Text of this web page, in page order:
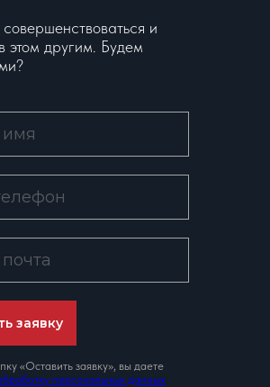
и
этом другим. Будем
заявку
«Оставить заявку», вы даете
персональных данных